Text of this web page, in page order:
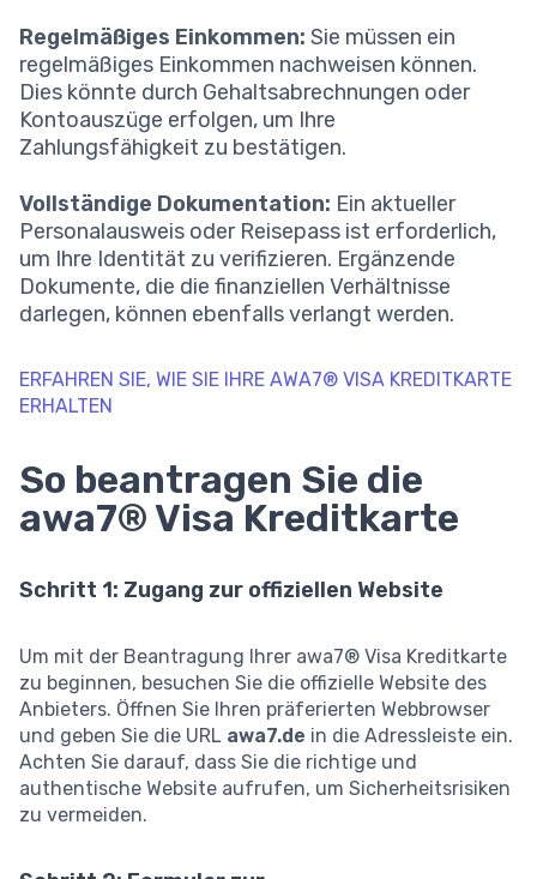
Regelmäßiges Einkommen: Sie müssen ein
regelmäßiges Einkommen nachweisen können.
Dies könnte durch Gehaltsabrechnungen oder
Kontoauszüge erfolgen, um Ihre
Zahlungsfähigkeit zu bestätigen.
Vollständige Dokumentation: Ein aktueller
Personalausweis oder Reisepass ist erforderlich,
um Ihre Identität zu verifizieren. Ergänzende
Dokumente, die die finanziellen Verhältnisse
darlegen, können ebenfalls verlangt werden.
ERFAHREN SIE, WIE SIE IHRE AWA7® VISA KREDITKARTE
ERHALTEN
So beantragen Sie die
awa7® Visa Kreditkarte
Schritt 1: Zugang zur offiziellen Website
Um mit der Beantragung Ihrer awa7® Visa Kreditkarte
zu beginnen, besuchen Sie die offizielle Website des
Anbieters. Öffnen Sie Ihren präferierten Webbrowser
und geben Sie die URL awa7.de in die Adressleiste ein.
Achten Sie darauf, dass Sie die richtige und
authentische Website aufrufen, um Sicherheitsrisiken
zu vermeiden.